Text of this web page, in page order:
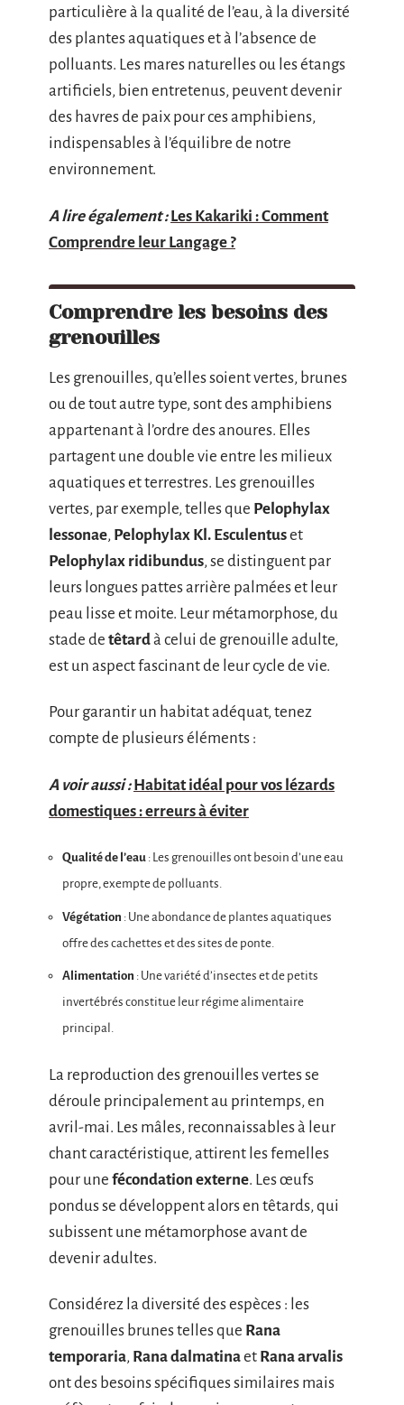
particulière à la qualité de l’eau, à la diversité
des plantes aquatiques et à l’absence de
polluants. Les mares naturelles ou les étangs
artificiels, bien entretenus, peuvent devenir
des havres de paix pour ces amphibiens,
indispensables à l’équilibre de notre
environnement.
A lire également : Les Kakariki : Comment
Comprendre leur Langage ?
Comprendre les besoins des
grenouilles
Les grenouilles, qu’elles soient vertes, brunes
ou de tout autre type, sont des amphibiens
appartenant à l’ordre des anoures. Elles
partagent une double vie entre les milieux
aquatiques et terrestres. Les grenouilles
vertes, par exemple, telles que Pelophylax
lessonae, Pelophylax Kl. Esculentuset
Pelophylax ridibundus, se distinguent par
leurs longues pattes arrière palmées et leur
peau lisse et moite. Leur métamorphose, du
stade de têtardà celui de grenouille adulte,
est un aspect fascinant de leur cycle de vie.
Pour garantir un habitat adéquat, tenez
compte de plusieurs éléments :
A voir aussi : Habitat idéal pour vos lézards
domestiques : erreurs à éviter
Qualité de l’eau : Les grenouilles ont besoin d’une eau
propre, exempte de polluants.
Végétation : Une abondance de plantes aquatiques
offre des cachettes et des sites de ponte.
Alimentation : Une variété d’insectes et de petits
invertébrés constitue leur régime alimentaire
principal.
La reproduction des grenouilles vertes se
déroule principalement au printemps, en
avril-mai. Les mâles, reconnaissables à leur
chant caractéristique, attirent les femelles
pour une fécondation externe. Les œufs
pondus se développent alors en têtards, qui
subissent une métamorphose avant de
devenir adultes.
Considérez la diversité des espèces : les
grenouilles brunes telles que Rana
temporaria, Rana dalmatinaet Rana arvalis
ont des besoins spécifiques similaires mais